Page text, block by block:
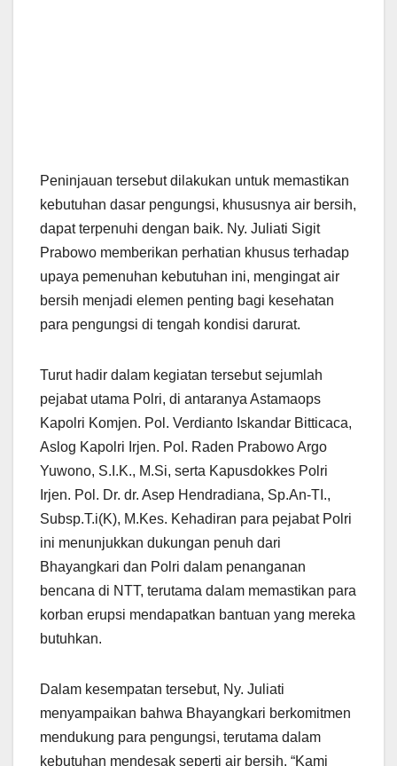
Peninjauan tersebut dilakukan untuk memastikan
kebutuhan dasar pengungsi, khususnya air bersih,
dapat terpenuhi dengan baik. Ny. Juliati Sigit
Prabowo memberikan perhatian khusus terhadap
upaya pemenuhan kebutuhan ini, mengingat air
bersih menjadi elemen penting bagi kesehatan
para pengungsi di tengah kondisi darurat.
Turut hadir dalam kegiatan tersebut sejumlah
pejabat utama Polri, di antaranya Astamaops
Kapolri Komjen. Pol. Verdianto Iskandar Bitticaca,
Aslog Kapolri Irjen. Pol. Raden Prabowo Argo
Yuwono, S.I.K., M.Si, serta Kapusdokkes Polri
Irjen. Pol. Dr. dr. Asep Hendradiana, Sp.An-TI.,
Subsp.T.i(K), M.Kes. Kehadiran para pejabat Polri
ini menunjukkan dukungan penuh dari
Bhayangkari dan Polri dalam penanganan
bencana di NTT, terutama dalam memastikan para
korban erupsi mendapatkan bantuan yang mereka
butuhkan.
Dalam kesempatan tersebut, Ny. Juliati
menyampaikan bahwa Bhayangkari berkomitmen
mendukung para pengungsi, terutama dalam
kebutuhan mendesak seperti air bersih. “Kami